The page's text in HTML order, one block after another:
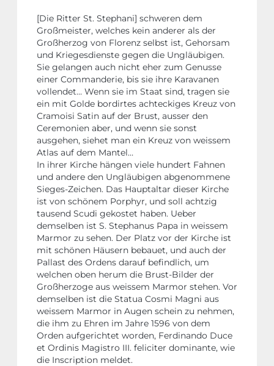
[Die Ritter St. Stephani] schweren dem
Großmeister, welches kein anderer als der
Großherzog von Florenz selbst ist, Gehorsam
und Kriegesdienste gegen die Ungläubigen.
Sie gelangen auch nicht eher zum Genusse
einer Commanderie, bis sie ihre Karavanen
vollendet… Wenn sie im Staat sind, tragen sie
ein mit Golde bordirtes achteckiges Kreuz von
Cramoisi Satin auf der Brust, ausser den
Ceremonien aber, und wenn sie sonst
ausgehen, siehet man ein Kreuz von weissem
Atlas auf dem Mantel…
In ihrer Kirche hängen viele hundert Fahnen
und andere den Ungläubigen abgenommene
Sieges-Zeichen. Das Hauptaltar dieser Kirche
ist von schönem Porphyr, und soll achtzig
tausend Scudi gekostet haben. Ueber
demselben ist S. Stephanus Papa in weissem
Marmor zu sehen. Der Platz vor der Kirche ist
mit schönen Häusern bebauet, und auch der
Pallast des Ordens darauf befindlich, um
welchen oben herum die Brust-Bilder der
Großherzoge aus weissem Marmor stehen. Vor
demselben ist die Statua Cosmi Magni aus
weissem Marmor in Augen schein zu nehmen,
die ihm zu Ehren im Jahre 1596 von dem
Orden aufgerichtet worden, Ferdinando Duce
et Ordinis Magistro III. feliciter dominante, wie
die Inscription meldet.